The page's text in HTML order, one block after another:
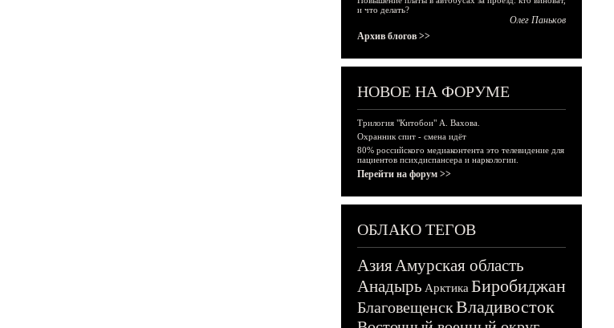
и что делать?
Олег Паньков
Архив блогов >>
НОВОЕ НА ФОРУМЕ
Трилогия "Китобои" А. Вахова.
Охранник спит - смена идёт
80% российского медиаконтента это телевидение для
пациентов психдиспансера и наркологии.
Перейти на форум >>
ОБЛАКО ТЕГОВ
АзияАмурская область
Анадырь Арктика Биробиджан
БлаговещенскВладивосток